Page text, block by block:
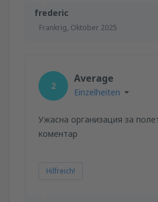
frederic
Frankrig, Oktober 2025
2
Average
Einzelheiten
Ужасна организация за
коментар
Hilfreich!